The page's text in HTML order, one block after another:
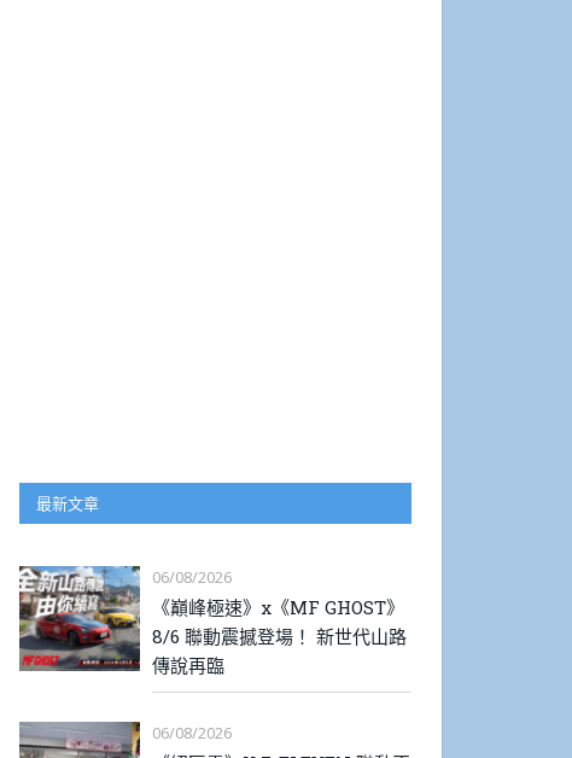
最新文章
06/08/2026
《巔峰極速》x《MF GHOST》
8/6 聯動震撼登場！ 新世代山路
傳說再臨
06/08/2026